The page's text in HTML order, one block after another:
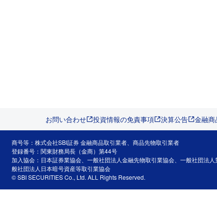
お問い合わせ 投資情報の免責事項 決算公告 金融
商号等：株式会社SBI証券 金融商品取引業者、商品先物取引業者
登録番号：関東財務局長（金商）第44号
加入協会：日本証券業協会、一般社団法人金融先物取引業協会、一般社団法
般社団法人日本暗号資産等取引業協会
© SBI SECURITIES Co., Ltd. ALL Rights Reserved.